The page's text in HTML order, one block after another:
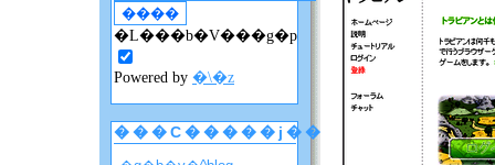
�L���b�V���g�p
Powered by �\�z
���C�����j���[